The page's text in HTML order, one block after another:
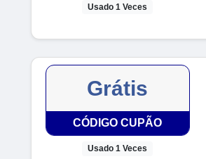
Usado 1 Veces
Grátis
CÓDIGO CUPÃO
Usado 1 Veces